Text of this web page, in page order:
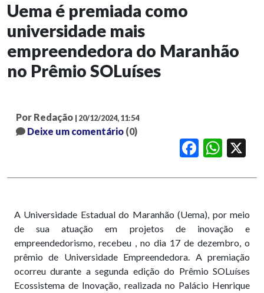
Uema é premiada como
universidade mais
empreendedora do Maranhão
no Prêmio SOLuíses
Por Redação | 20/12/2024, 11:54
Deixe um comentário (0)
FacebookWhatsApp
A Universidade Estadual do Maranhão (Uema), por meio
de sua atuação em projetos de inovação e
empreendedorismo, recebeu , no dia 17 de dezembro, o
prêmio de Universidade Empreendedora. A premiação
ocorreu durante a segunda edição do Prêmio SOLuíses
Ecossistema de Inovação, realizada no Palácio Henrique